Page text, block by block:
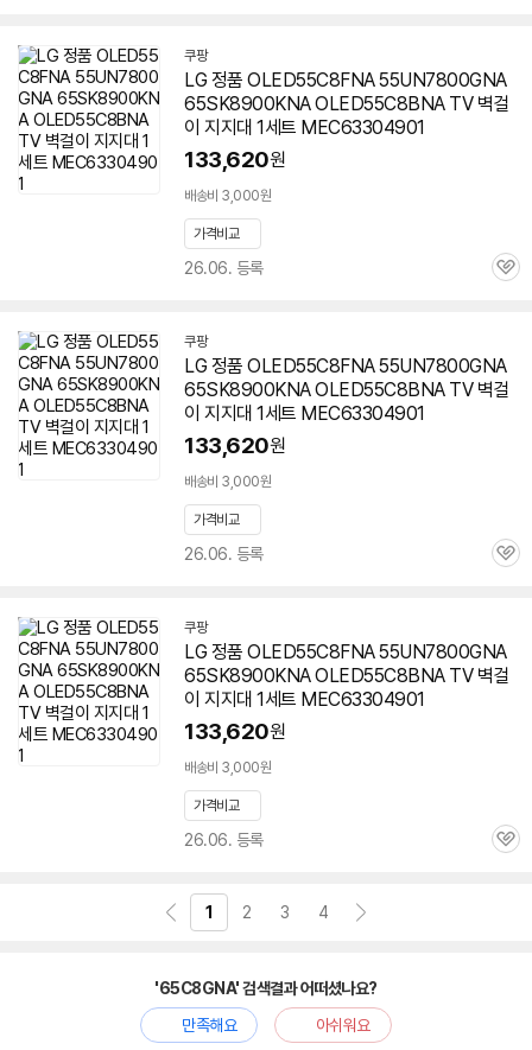
쿠팡
LG 정품 OLED55C8FNA 55UN7800GNA
65SK8900KNA OLED55C8BNA TV 벽걸
이 지지대 1세트 MEC63304901
133,620원
배송비 3,000원
가격비교
26.06. 등록
관
쿠팡
LG 정품 OLED55C8FNA 55UN7800GNA
65SK8900KNA OLED55C8BNA TV 벽걸
이 지지대 1세트 MEC63304901
133,620원
배송비 3,000원
가격비교
26.06. 등록
관
쿠팡
LG 정품 OLED55C8FNA 55UN7800GNA
65SK8900KNA OLED55C8BNA TV 벽걸
이 지지대 1세트 MEC63304901
133,620원
배송비 3,000원
가격비교
26.06. 등록
관
1 2 3 4
'65C8GNA' 검색결과 어떠셨나요?
만족해요
아쉬워요